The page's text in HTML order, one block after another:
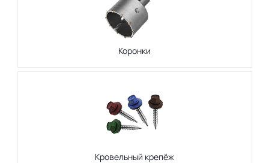
Коронки
Кровельный крепёж